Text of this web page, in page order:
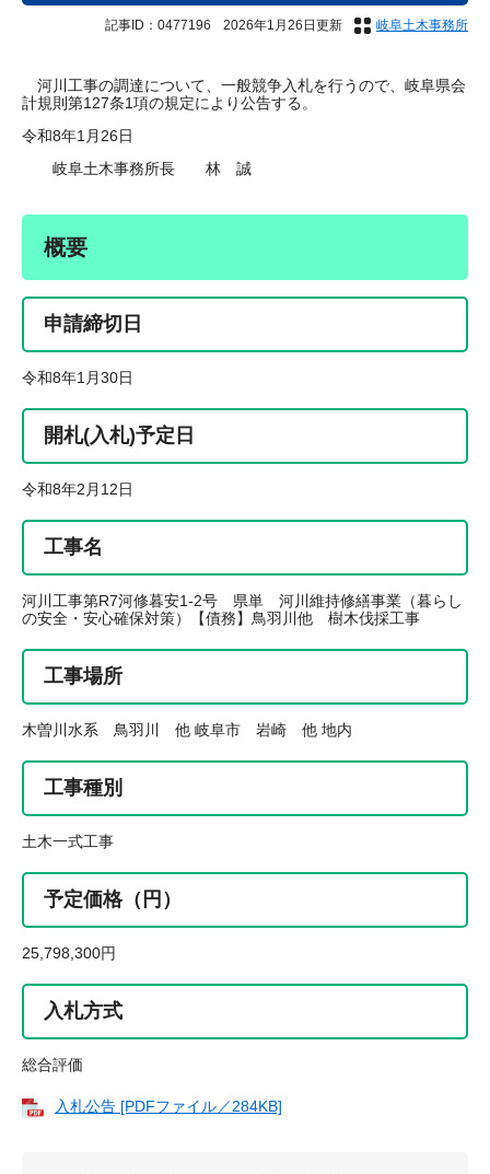
記事ID：0477196 2026年1月26日更新 岐阜土木事務所
河川工事の調達について、一般競争入札を行うので、岐阜県会
計規則第127条1項の規定により公告する。
令和8年1月26日
岐阜土木事務所長 林 誠
概要
申請締切日
令和8年1月30日
開札(入札)予定日
令和8年2月12日
工事名
河川工事第R7河修暮安1-2号 県単 河川維持修繕事業（暮らし
の安全・安心確保対策）【債務】鳥羽川他 樹木伐採工事
工事場所
木曽川水系 鳥羽川 他 岐阜市 岩崎 他 地内
工事種別
土木一式工事
予定価格（円）
25,798,300円
入札方式
総合評価
入札公告 [PDFファイル／284KB]